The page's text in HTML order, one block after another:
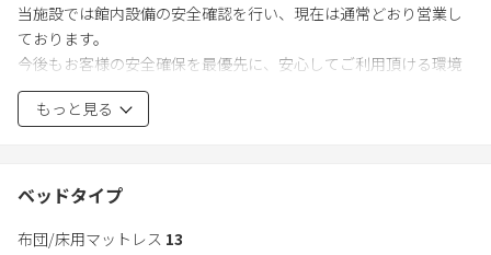
当施設では館内設備の安全確認を行い、現在は通常どおり営業し
ております。
今後もお客様の安全確保を最優先に、安心してご利用頂ける環境
づくりに努めてまいります。
ご不明点やご不安な点がございましたら、お気軽にお問い合わせ
令和8年7月7日オープン
もっと見る
ベッドタイプ
布団/床用マットレス 13